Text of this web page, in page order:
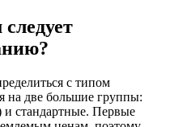
с типом
на две большие группы:
стандартные. Первые